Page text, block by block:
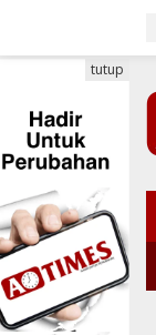
e
k
n
t
e
tutup